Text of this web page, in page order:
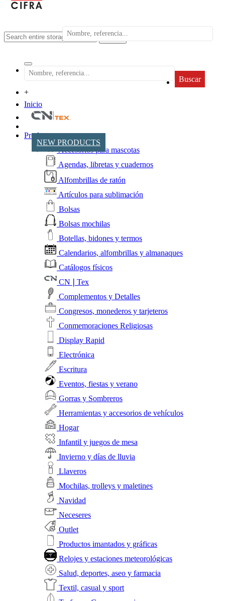
search
Buscar
+
Inicio
NEW PRODUCTS
Productos
Accesorios para mascotas
Agendas, libretas y cuadernos
Alfombrillas de ratón
Artículos para sublimación
Bolsas
Bolsas mochilas
Botellas, bidones y termos
Calendarios, alfombrillas y almanaques
Catálogos físicos
CN❘Tex
Complementos y Detalles
Congresos, monederos y tarjeteros
Conmemoraciones Religiosas
Display Rapid
Electrónica
Escritura
Eventos, fiestas y verano
Gorras y Sombreros
Herramientas y accesorios de vehículos
Hogar
Infantil y juegos de mesa
Invierno y días de lluvia
Llaveros
Mochilas, trolleys y maletines
Navidad
Neceseres
Outlet
Productos imantados y gráficas
Relojes y estaciones meteorológicas
Salud, deportes, aseo y farmacia
Textil, casual y sport